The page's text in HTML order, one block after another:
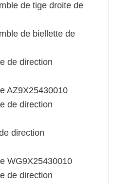
de tige droite de
de biellette de
de direction
AZ9X25430010
de direction
direction
WG9X25430010
de direction